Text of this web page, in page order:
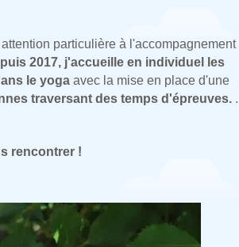
particulière à l'accompagnement
2017, j'accueille en individuel les
le yoga avec la mise en place d'une
traversant des temps d'épreuves. .
rencontrer !